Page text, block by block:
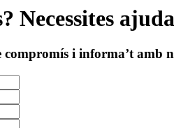
Necessites
compromís i informa’t amb